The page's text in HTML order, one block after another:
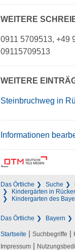
WEITERE
0911 5709513, +49
09115709513
WEITERE
Steinbruchweg in
Informationen
Das Örtliche Suche
Kindergärten in
Kindergarten des
Das Örtliche Bayern
Startseite | Suchbegriffe |
Impressum |